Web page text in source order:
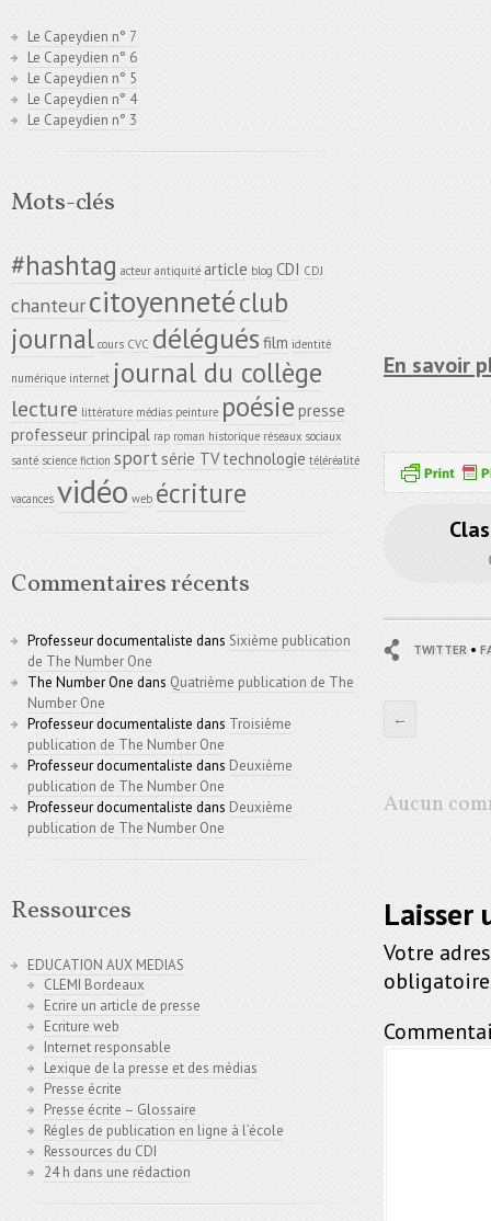
En savoir
TWITTER•
←
Aucun
Laisser
Votre
Le Capeydien n° 7
Le Capeydien n° 6
Le Capeydien n° 5
Le Capeydien n° 4
Le Capeydien n° 3
Mots-clés
#hashtag acteur antiquité article blog CDI CDJ
chanteurcitoyennetéclub
journal cours CVC délégués film identité
numérique internet journal du collège
lecture littérature médias peinture poésie presse
professeur principal rap roman historique réseaux sociaux
santé science fiction sportsérie TV technologie téléréalité
vacances vidéo web écriture
Commentaires récents
Professeur documentaliste dans Sixième publication
de The Number One
The Number One dans Quatrième publication de The
Number One
Professeur documentaliste dans Troisième
publication de The Number One
Professeur documentaliste dans Deuxième
publication de The Number One
Professeur documentaliste dans Deuxième
publication de The Number One
Ressources
EDUCATION AUX MEDIAS
CLEMI Bordeaux
Ecrire un article de presse
Ecriture web
Internet responsable
Lexique de la presse et des médias
Presse écrite
Presse écrite – Glossaire
Régles de publication en ligne à l’école
Ressources du CDI
24 h dans une rédaction